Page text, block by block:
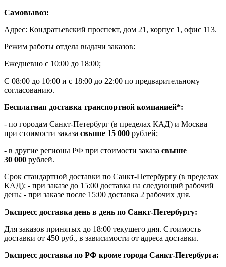
Самовывоз:
Адрес: Кондратьевский проспект, дом 21, корпус 1, офис 113.
Режим работы отдела выдачи заказов:
Ежедневно с 10:00 до 18:00;
С 08:00 до 10:00 и с 18:00 до 22:00 по предварительному
согласованию.
Бесплатная доставка транспортной компанией*:
- по городам Санкт-Петербург (в пределах КАД) и Москва
при стоимости заказа свыше 15 000 рублей;
- в другие регионы РФ при стоимости заказа свыше
30 000 рублей.
Срок стандартной доставки по Санкт-Петербургу (в пределах
КАД): - при заказе до 15:00 доставка на следующий рабочий
день; - при заказе после 15:00 доставка 2 рабочих дня.
Экспресс доставка день в день по Санкт-Петербургу:
Для заказов принятых до 18:00 текущего дня. Стоимость
доставки от 450 руб., в зависимости от адреса доставки.
Экспресс доставка по РФ кроме города Санкт-Петербурга: